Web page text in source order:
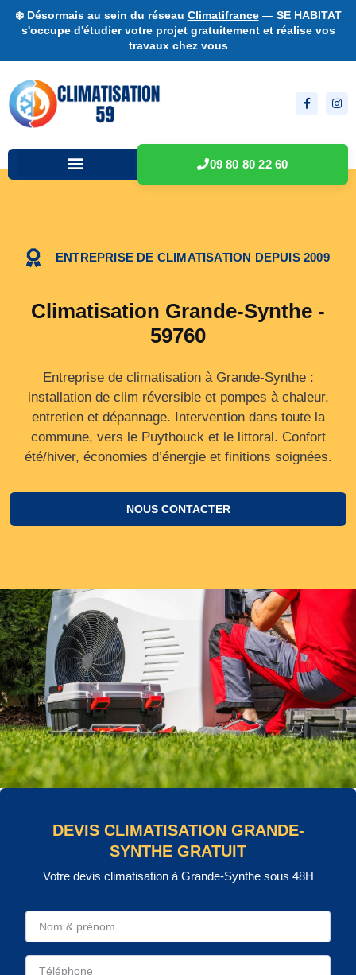
❄️ Désormais au sein du réseau Climatifrance— SE HABITAT
s'occupe d'étudier votre projet gratuitement et réalise vos
travaux chez vous
09 80 80 22 60
ENTREPRISE DE CLIMATISATION DEPUIS 2009
Climatisation Grande-Synthe -
59760
Entreprise de climatisation à Grande-Synthe :
installation de clim réversible et pompes à chaleur,
entretien et dépannage. Intervention dans toute la
commune, vers le Puythouck et le littoral. Confort
été/hiver, économies d’énergie et finitions soignées.
NOUS CONTACTER
DEVIS CLIMATISATION GRANDE-
SYNTHE GRATUIT
Votre devis climatisation à Grande-Synthe sous 48H